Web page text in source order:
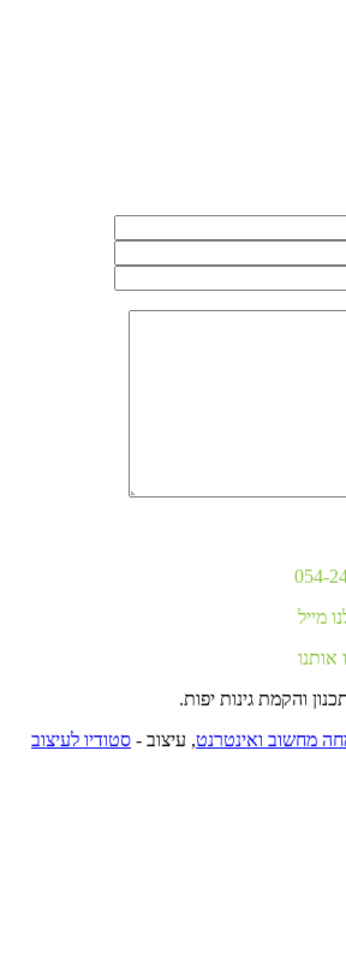
054-
מייל
אותנו
מחשוב ואינטרנט, עיצוב - סטודיו לעיצוב